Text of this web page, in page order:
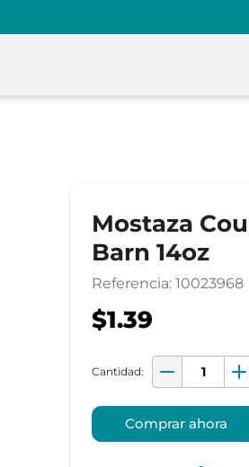
Mostaza
Barn 14oz
Referencia: 10023968
$1.39
Comprar ahora